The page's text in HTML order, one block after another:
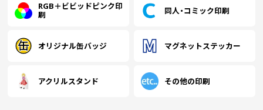
RGB＋ビビッドピンク印
刷
同人・コミック印刷
オリジナル缶バッジ マグネットステッカー
アクリルスタンド その他の印刷